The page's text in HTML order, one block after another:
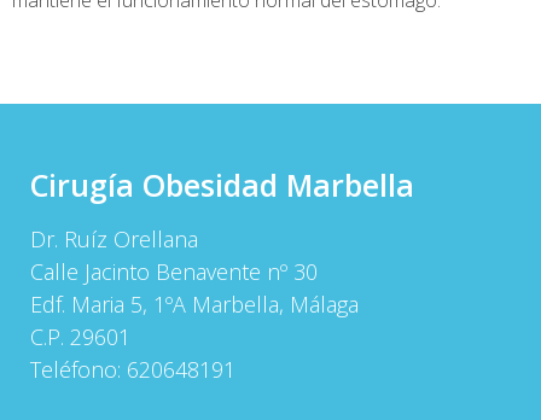
Cirugía Obesidad Marbella
Dr. Ruíz Orellana
Calle Jacinto Benavente nº 30
Edf. Maria 5, 1ºA Marbella, Málaga
C.P. 29601
Teléfono: 620648191